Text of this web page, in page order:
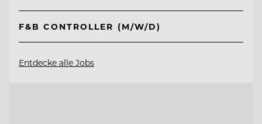
F&B CONTROLLER (M/W/D)
Entdecke alle Jobs